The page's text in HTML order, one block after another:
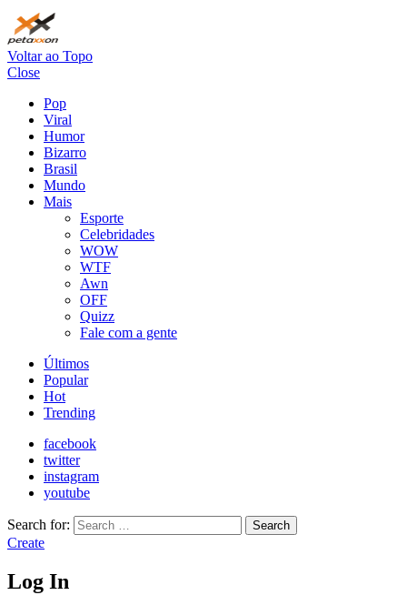
Voltar ao Topo
Close
Pop
Viral
Humor
Bizarro
Brasil
Mundo
Mais
Esporte
Celebridades
WOW
WTF
Awn
OFF
Quizz
Fale com a gente
Últimos
Popular
Hot
Trending
facebook
twitter
instagram
youtube
Search for: Search
Create
Log In